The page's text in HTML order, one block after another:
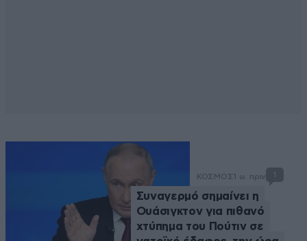
ΚΟΣΜΟΣ 1 ω. πριν 1
Συναγερμό σημαίνει η
Ουάσιγκτον για πιθανό
χτύπημα του Πούτιν σε